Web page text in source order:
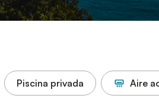
Piscina privada Aire